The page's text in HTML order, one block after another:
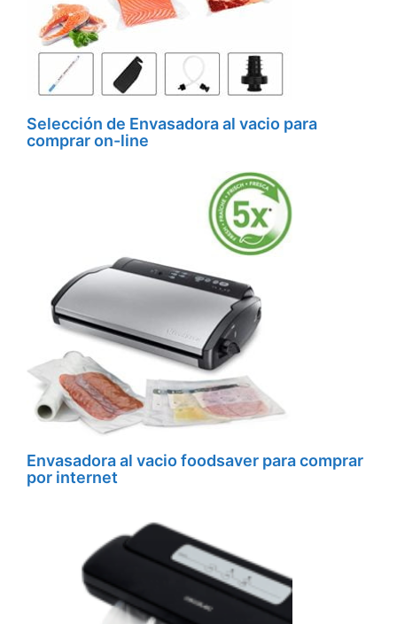
Selección de Envasadora al vacio para
comprar on-line
Envasadora al vacio foodsaver para comprar
por internet